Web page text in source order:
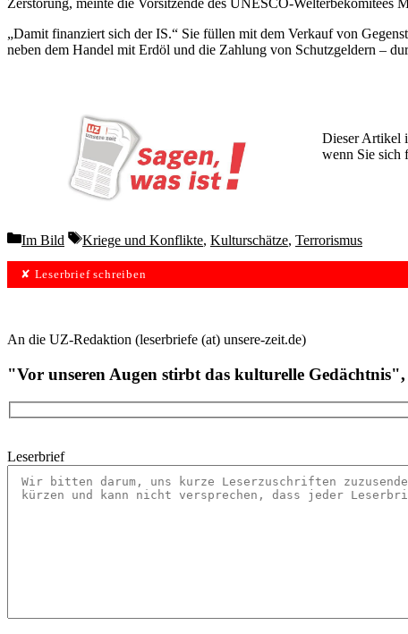
Zerstörung, meinte die Vorsitzende des UNESCO-Welterbekomitees
„Damit finanziert sich der IS.“ Sie füllen mit dem Verkauf von
neben dem Handel mit Erdöl und die Zahlung von Schutzgeldern –
Dieser Artikel
wenn Sie sich
Categories
Im Bild Tags
Kriege und Konflikte, Kulturschätze, Terrorismus
✘ Leserbrief schreiben
An die UZ-Redaktion (leserbriefe (at) unsere-zeit.de)
"Vor unseren Augen stirbt das kulturelle
Leserbrief